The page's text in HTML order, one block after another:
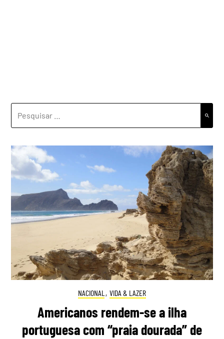
POR:
NACIONAL , VIDA & LAZER
Americanos rendem-se a ilha
portuguesa com “praia dourada” de